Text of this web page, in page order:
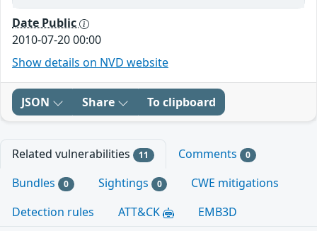
Date Public
2010-07-20 00:00
Show details on NVD website
JSON Share To clipboard
Related vulnerabilities 11 Comments 0
Bundles 0 Sightings 0
CWE mitigations
Detection rules
ATT&CK EMB3D